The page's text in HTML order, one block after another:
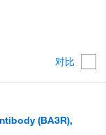
对比
(BA3R),